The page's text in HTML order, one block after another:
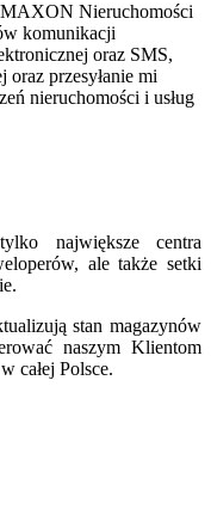
Nieruchomości
komunikacji
oraz SMS,
przesyłanie mi
nieruchomości i usług
największe centra
ale także setki
stan magazynów
naszym Klientom
całej Polsce.